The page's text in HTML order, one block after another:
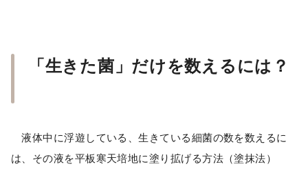
「生きた菌」だけを数えるには？
液体中に浮遊している、生きている細菌の数を数えるに
は、その液を平板寒天培地に塗り拡げる方法（塗抹法）